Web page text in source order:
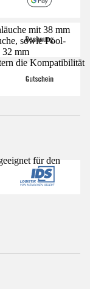
mit 38 mm
sowie Pool-
32 mm
die Kompatibilität
für den